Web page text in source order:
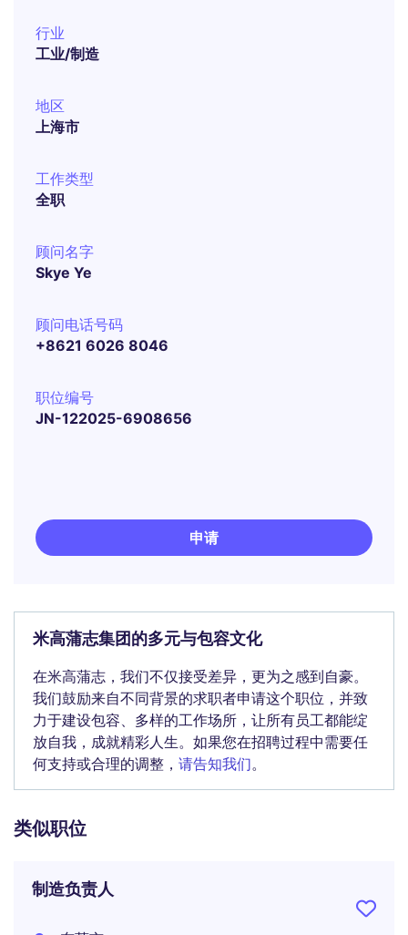
行业
工业/制造
地区
上海市
工作类型
全职
顾问名字
Skye Ye
顾问电话号码
+8621 6026 8046
职位编号
JN-122025-6908656
申请
米高蒲志集团的多元与包容文化
在米高蒲志，我们不仅接受差异，更为之感到自豪。
我们鼓励来自不同背景的求职者申请这个职位，并致
力于建设包容、多样的工作场所，让所有员工都能绽
放自我，成就精彩人生。如果您在招聘过程中需要任
何支持或合理的调整， 请告知我们。
类似职位
制造负责人